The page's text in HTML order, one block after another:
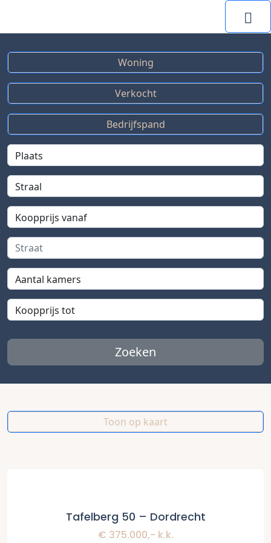
Woning
Verkocht
Bedrijfspand
Zoeken
Toon op kaart
Tafelberg 50 – Dordrecht
€ 375.000,- k.k.